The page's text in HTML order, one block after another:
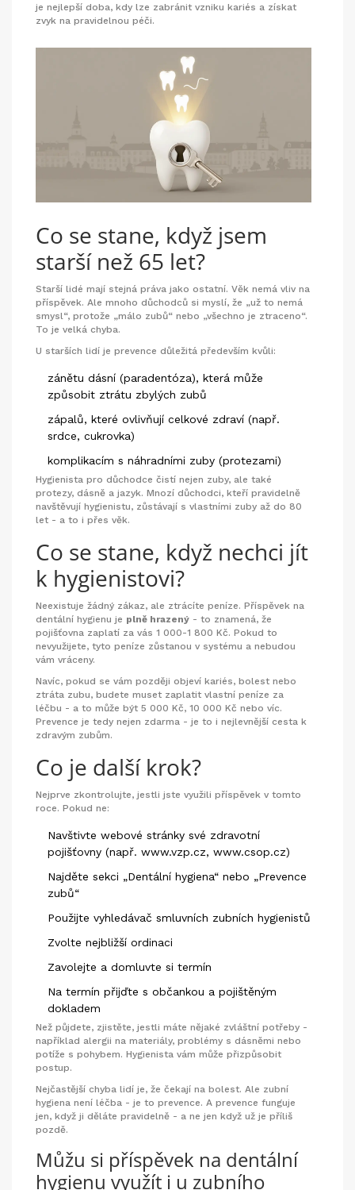
je nejlepší doba, kdy lze zabránit vzniku kariés a získat
zvyk na pravidelnou péči.
Co se stane, když jsem
starší než 65 let?
Starší lidé mají stejná práva jako ostatní. Věk nemá vliv na
příspěvek. Ale mnoho důchodců si myslí, že „už to nemá
smysl“, protože „málo zubů“ nebo „všechno je ztraceno“.
To je velká chyba.
U starších lidí je prevence důležitá především kvůli:
zánětu dásní (paradentóza), která může
způsobit ztrátu zbylých zubů
zápalů, které ovlivňují celkové zdraví (např.
srdce, cukrovka)
komplikacím s náhradními zuby (protezami)
Hygienista pro důchodce čistí nejen zuby, ale také
protezy, dásně a jazyk. Mnozí důchodci, kteří pravidelně
navštěvují hygienistu, zůstávají s vlastními zuby až do 80
let - a to i přes věk.
Co se stane, když nechci jít
k hygienistovi?
Neexistuje žádný zákaz, ale ztrácíte peníze. Příspěvek na
dentální hygienu je plně hrazený - to znamená, že
pojišťovna zaplatí za vás 1 000-1 800 Kč. Pokud to
nevyužijete, tyto peníze zůstanou v systému a nebudou
vám vráceny.
Navíc, pokud se vám později objeví kariés, bolest nebo
ztráta zubu, budete muset zaplatit vlastní peníze za
léčbu - a to může být 5 000 Kč, 10 000 Kč nebo víc.
Prevence je tedy nejen zdarma - je to i nejlevnější cesta k
zdravým zubům.
Co je další krok?
Nejprve zkontrolujte, jestli jste využili příspěvek v tomto
roce. Pokud ne:
Navštivte webové stránky své zdravotní
pojišťovny (např. www.vzp.cz, www.csop.cz)
Najděte sekci „Dentální hygiena“ nebo „Prevence
zubů“
Použijte vyhledávač smluvních zubních hygienistů
Zvolte nejbližší ordinaci
Zavolejte a domluvte si termín
Na termín přijďte s občankou a pojištěným
dokladem
Než půjdete, zjistěte, jestli máte nějaké zvláštní potřeby -
například alergii na materiály, problémy s dásněmi nebo
potíže s pohybem. Hygienista vám může přizpůsobit
postup.
Nejčastější chyba lidí je, že čekají na bolest. Ale zubní
hygiena není léčba - je to prevence. A prevence funguje
jen, když ji děláte pravidelně - a ne jen když už je příliš
pozdě.
Můžu si příspěvek na dentální
hygienu využít i u zubního